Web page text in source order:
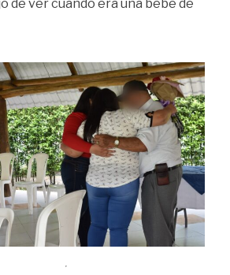
de ver cuando era una bebé de